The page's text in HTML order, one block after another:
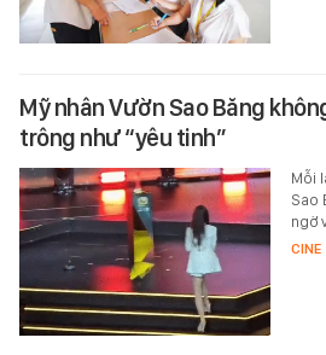
Mỹ nhân Vườn Sao Băng
trông như “yêu tinh”
Mỗi
Sao
ngờ
CINE